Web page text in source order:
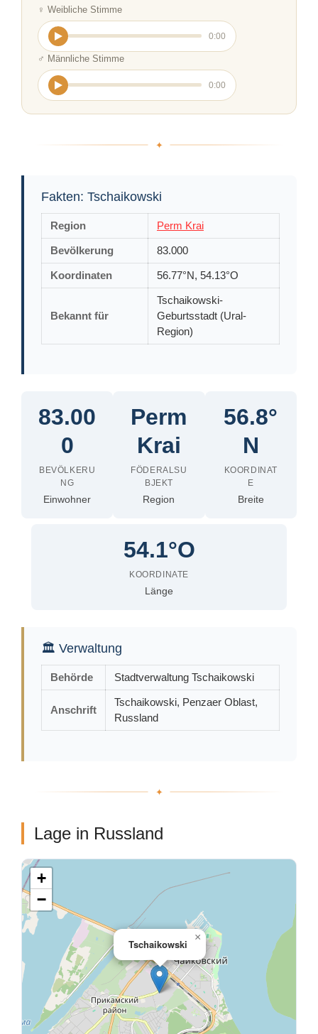
♀ Weibliche Stimme
0:00
♂ Männliche Stimme
0:00
Fakten: Tschaikowski
Region Perm Krai
Bevölkerung 83.000
Koordinaten 56.77°N, 54.13°O
Bekannt für
Tschaikowski-
Geburtsstadt (Ural-
Region)
83.00
0
BEVÖLKERU
NG
Einwohner
Perm
Krai
FÖDERALSU
BJEKT
Region
56.8°
N
KOORDINAT
E
Breite
54.1°O
KOORDINATE
Länge
🏛 Verwaltung
Behörde Stadtverwaltung Tschaikowski
Anschrift
Tschaikowski, Penzaer Oblast,
Russland
Lage in Russland
Tschaikowski
×
+
−